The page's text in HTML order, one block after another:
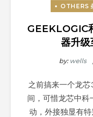
GEEKLOGIC
器升
by: wells
之前搞来一个龙
间，可惜龙芯中科
动，外接独显有